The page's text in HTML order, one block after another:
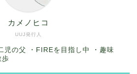
UUJ発行人
カメノヒコ
児の父 ・FIREを目指し中 ・趣味
歩